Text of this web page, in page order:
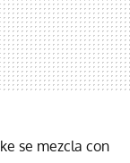
se mezcla con